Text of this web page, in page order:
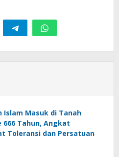
Islam Masuk di Tanah
666 Tahun, Angkat
Toleransi dan Persatuan